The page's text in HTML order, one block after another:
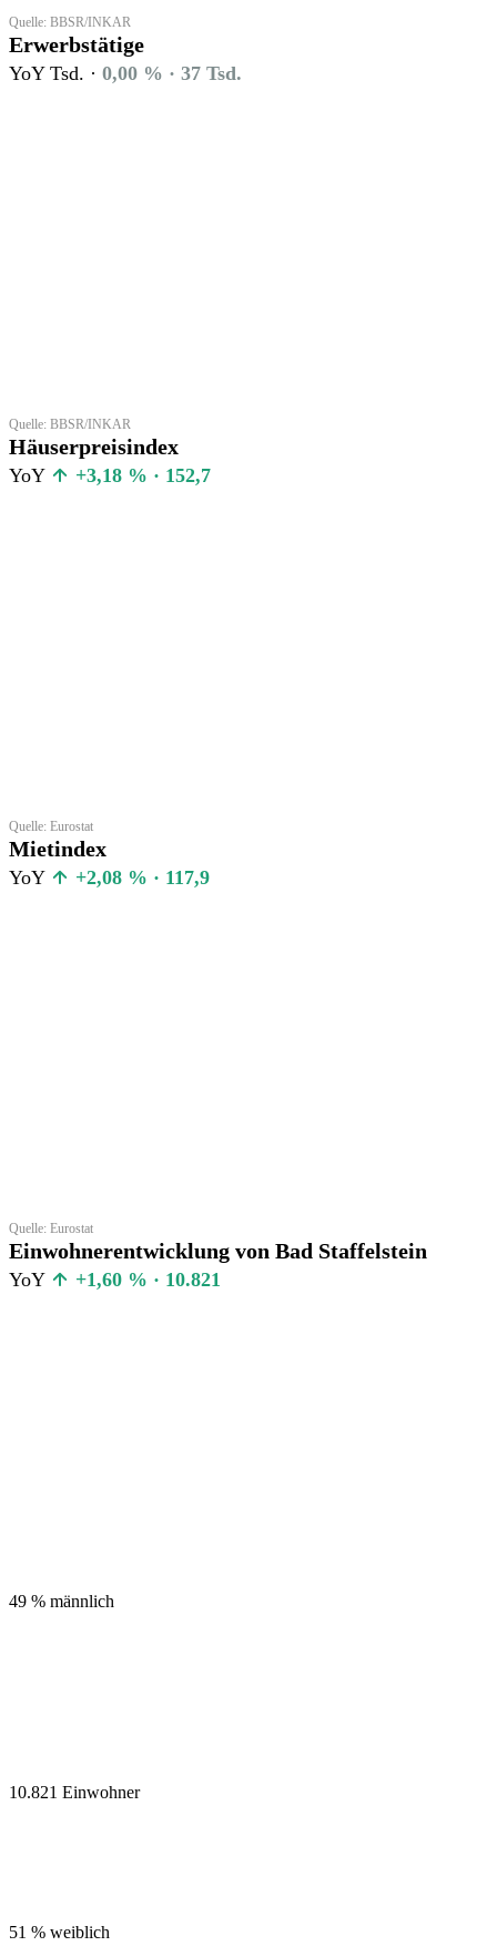
Quelle: BBSR/INKAR
Erwerbstätige
YoY Tsd. · 0,00 % · 37 Tsd.
Quelle: BBSR/INKAR
Häuserpreisindex
YoY +3,18 % · 152,7
Quelle: Eurostat
Mietindex
YoY +2,08 % · 117,9
Quelle: Eurostat
Einwohnerentwicklung von Bad Staffelstein
YoY +1,60 % · 10.821
49 % männlich
10.821 Einwohner
51 % weiblich